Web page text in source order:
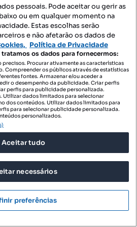
€/m²
Carvoeira
pessoais. Pode aceitar ou gerir as
ou em qualquer momento na
Estas escolhas serão
e não afetarão os dados de
Política de Privacidade
os dados para fornecermos:
Procurar ativamente as características
Compreender os públicos através de estatísticas
fontes. Armazenar e/ou aceder a
o desempenho da publicidade. Criar perfis
perfis para publicidade personalizada.
Utilizar dados limitados para selecionar
dos conteúdos. Utilizar dados limitados para
para selecionar publicidade personalizada.
personalizados.
Aceitar tudo
necessários
preferências